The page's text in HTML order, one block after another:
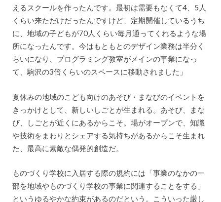
えるスクールを作ったんです。最初は需要もなくて4、5人
くらい来ただけだったんですけど、定期開催しているうち
に、地域の子どもが70人くらい毎月通ってくれるような場
所になったんです。今はもともとのデザイン業務は半分く
らいになり、プログラミング教室がメインの事業になっ
て、駒沢の3倍くらいのスペースに移動されました」
夏休みの地域のこども向けのあそび・まなびのイベントを
きっかけとして、新しいしごとが生まれる。あそび、まな
び、しごとが近くにあるからこそ。場がオープンで、知識
や技術をまわりとシェアする気持ちがあるからこそ生まれ
た、最高に素敵な偶発的創造だ。
ものづくり学校に入居する際の規約には「事業のなかの一
部を地域やものづくり学校の事業に関連することをする」
というゆるやかな約束があるのだという。こういった厳し